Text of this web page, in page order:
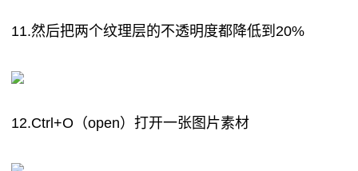
11.然后把两个纹理层的不透明度都降低到20%
12.Ctrl+O（open）打开一张图片素材